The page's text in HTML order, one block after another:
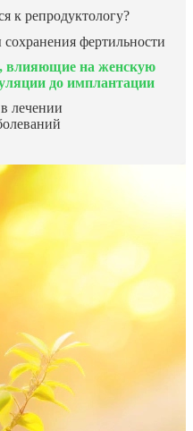
к репродуктологу?
фертильности
на женскую
до имплантации
лечении